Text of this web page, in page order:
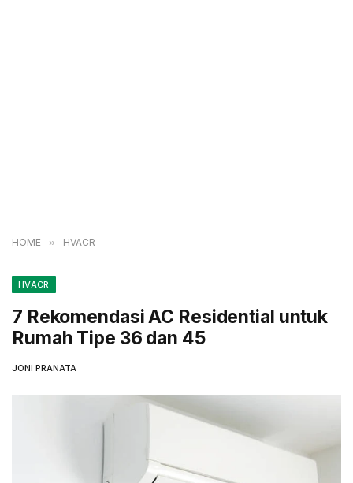
HOME » HVACR
HVACR
7 Rekomendasi AC Residential untuk
Rumah Tipe 36 dan 45
JONI PRANATA